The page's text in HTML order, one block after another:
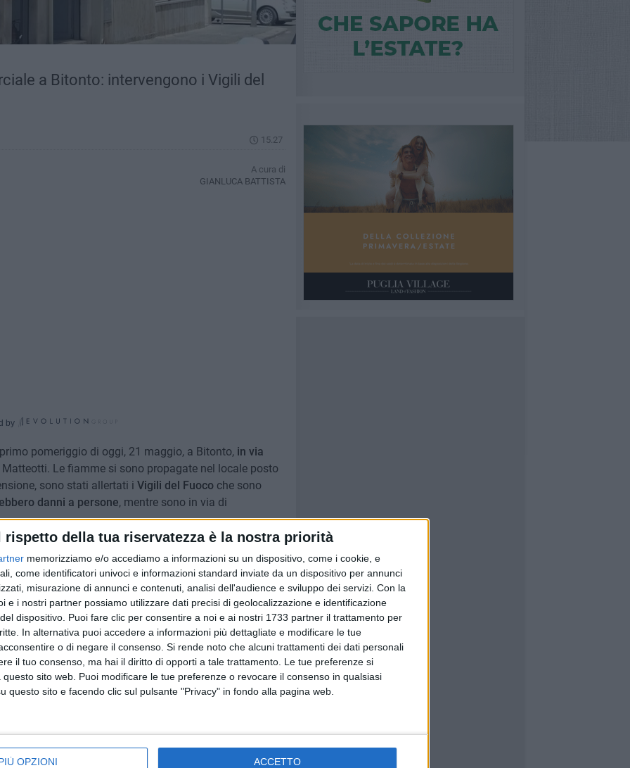
rispetto della tua riservatezza è la nostra priorità
memorizziamo e/o accediamo a informazioni su un dispositivo, come i cookie, e
come identificatori univoci e informazioni standard inviate da un dispositivo per annunci
misurazione di annunci e contenuti, analisi dell'audience e sviluppo dei servizi. Con la
e i nostri partner possiamo utilizzare dati precisi di geolocalizzazione e identificazione
dispositivo. Puoi fare clic per consentire a noi e ai nostri 1733 partner il trattamento per
In alternativa puoi accedere a informazioni più dettagliate e modificare le tue
o di negare il consenso. Si rende noto che alcuni trattamenti dei dati personali
il tuo consenso, ma hai il diritto di opporti a tale trattamento. Le tue preferenze si
sito web. Puoi modificare le tue preferenze o revocare il consenso in qualsiasi
questo sito e facendo clic sul pulsante "Privacy" in fondo alla pagina web.
OPZIONI ACCETTO
a Bitonto: intervengono i Vigili del
15.27
A cura di
GIANLUCA BATTISTA
by
pomeriggio di oggi, 21 maggio, a Bitonto, in via
Le fiamme si sono propagate nel locale posto
sono stati allertati i Vigili del Fuocoche sono
danni a persone, mentre sono in via di
, che ha circoscritto l'area per permettere ai pompieri
un cordone di sicurezza. Viabilità leggermente
sembra ormai sotto controllo. Al vaglio degli
8 AGOSTO 2026
Dal 9 al 19 agosto tre test
precampionato per l'US Bitonto